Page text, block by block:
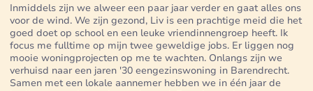
Inmiddels zijn we alweer een paar jaar verder en gaat alles ons
voor de wind. We zijn gezond, Liv is een prachtige meid die het
goed doet op school en een leuke vriendinnengroep heeft. Ik
focus me fulltime op mijn twee geweldige jobs. Er liggen nog
mooie woningprojecten op me te wachten. Onlangs zijn we
verhuisd naar een jaren '30 eengezinswoning in Barendrecht.
Samen met een lokale aannemer hebben we in één jaar de